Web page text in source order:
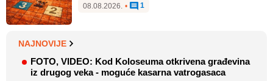
08.08.2026. • 1
NAJNOVIJE
FOTO, VIDEO: Kod Koloseuma otkrivena građevina
iz drugog veka - moguće kasarna vatrogasaca